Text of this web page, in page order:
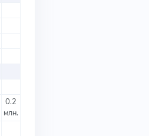
0.2
млн.